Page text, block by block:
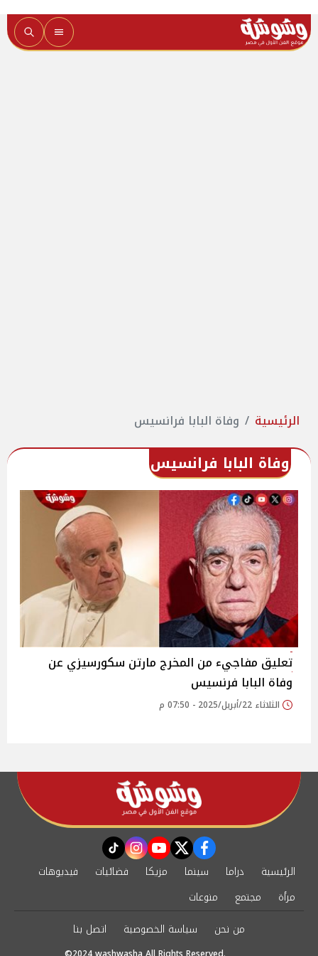
الرئيسية وفاة البابا فرانسيس
وفاة البابا فرانسيس
تعليق مفاجيء من المخرج مارتن سكورسيزي عن
وفاة البابا فرنسيس
الثلاثاء 22/أبريل/2025 - 07:50 م
facebook
twitter
youtube
instagram
tiktok
الرئيسية دراما سينما مزيكا فضائيات
فيديوهات
مرأة
مجتمع
منوعات
من نحن
سياسة الخصوصية اتصل بنا